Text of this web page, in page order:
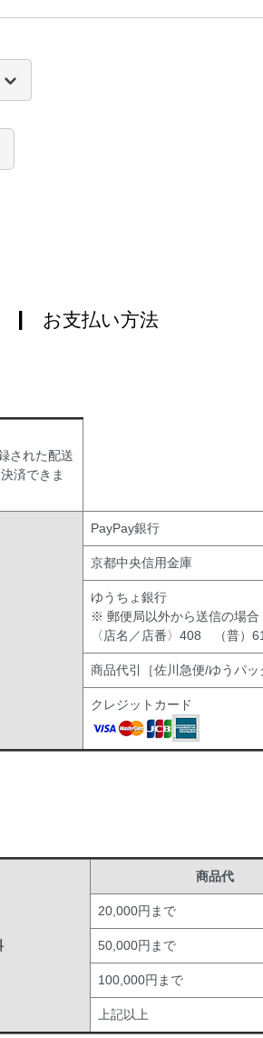
| お支払い方法
された配送
済できま
PayPay銀行
京都中央信用金庫
ゆうちょ銀行
※ 郵便局以外から送信の場合
〈店名／店番〉408 （普）
商品代引［佐川急便/ゆうパッ
クレジットカード
商品代
20,000円まで
50,000円まで
100,000円まで
上記以上